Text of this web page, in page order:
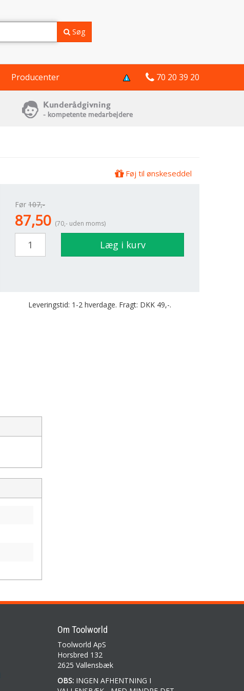
Søg
Producenter 70 20 39 20
Føj til ønskeseddel
Før 107,-
87,50 (70,- uden moms)
Læg i kurv
Leveringstid: 1-2 hverdage. Fragt: DKK 49,-.
Om Toolworld
Toolworld ApS
Horsbred 132
2625 Vallensbæk
OBS:INGEN AFHENTNING I